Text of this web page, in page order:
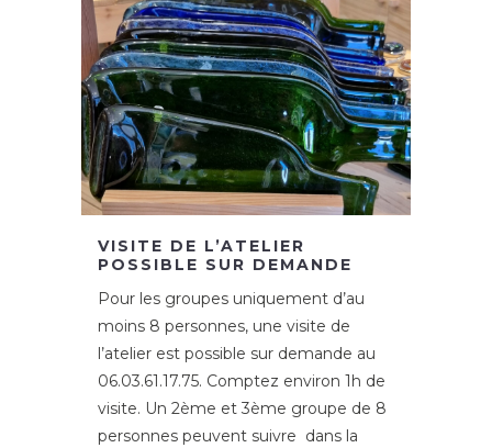
VISITE DE L’ATELIER
POSSIBLE SUR DEMANDE
Pour les groupes uniquement d’au
moins 8 personnes, une visite de
l’atelier est possible sur demande au
06.03.61.17.75. Comptez environ 1h de
visite. Un 2ème et 3ème groupe de 8
personnes peuvent suivre dans la